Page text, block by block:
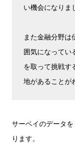
い機会になりま
また金融分野は
囲気になってい
を取って挑戦す
地があることが
サーベイのデータ
ります。